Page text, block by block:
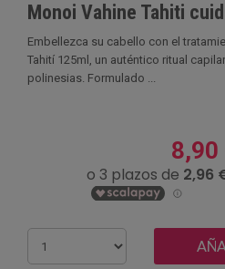
Monoi Vahine Tahiti
Embellezca su cabello con el
Tahití 125ml, un auténtico ritual
polinesias. Formulado ...
8,90